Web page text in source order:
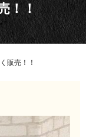
！！
販売！！